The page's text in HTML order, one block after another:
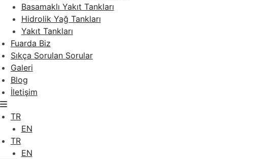
Basamaklı Yakıt Tankları
Hidrolik Yağ Tankları
Yakıt Tankları
Fuarda Biz
Sıkça Sorulan Sorular
Galeri
Blog
İletişim
TR
EN
TR
EN